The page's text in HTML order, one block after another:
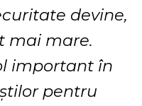
devine,
mai mare.
important în
pentru